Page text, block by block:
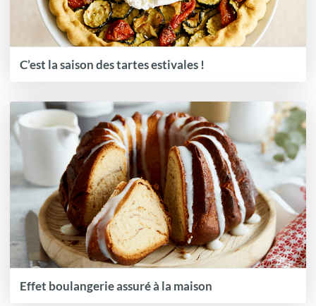
C’est la saison des tartes estivales !
Effet boulangerie assuré à la maison